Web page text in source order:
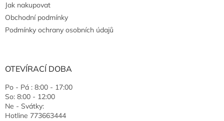
Jak nakupovat
Obchodní podmínky
Podmínky ochrany osobních údajů
OTEVÍRACÍ DOBA
Po - Pá : 8:00 - 17:00
So: 8:00 - 12:00
Ne - Svátky:
Hotline 773663444